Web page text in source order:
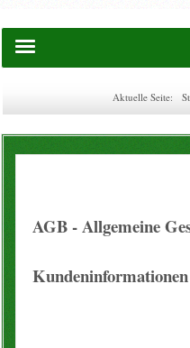
Saatgut
EM-Waschkugel
Aktuelle Seite:
AGB - Allgemeine
Kundeninformationen